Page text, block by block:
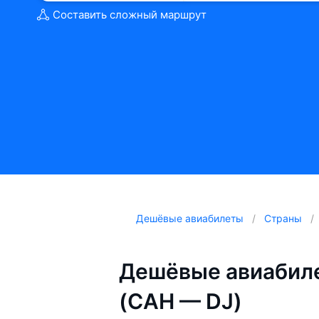
Составить сложный маршрут
Дешёвые авиабилеты Страны
Дешёвые
(CAH — DJ)